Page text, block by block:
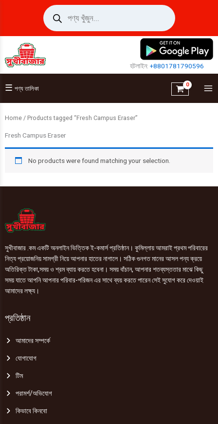
Products
search
হটলাইন:+8801781790596
☰ পণ্য তালিকা
Home / Products tagged “Fresh Campus Eraser”
Fresh Campus Eraser
No products were found matching your selection.
সুখীবাজার .কম একটি অনলাইন ভিত্তিক ই-কমার্স প্রতিষ্ঠান। কুমিল্লায় আমরাই প্রথম পরিবারের
নিত্য প্রয়োজনিয় সামগ্রী নিয়ে আপনার হাতের নাগালে। সঠিক গুনগত মানের আসল পন্য ক্রয়ে
অতিরিক্ত টাকা,সময় ও শ্রম ব্যায় করতে হবেনা। সময় বাঁচান, আপনার শতব্যস্ততার মাঝে কিছু
সময় যাতে আপনি আপনার পরিবার-পরিজন এর সাথে ব্যয় করতে পারেন সেই সুযোগ করে দেওয়াই
আমাদের লক্ষ্য।
প্রতিষ্ঠান
আমাদের সম্পর্কে
যোগাযোগ
টিম
পরামর্শ/অভিযোগ
কিভাবে কিনবো